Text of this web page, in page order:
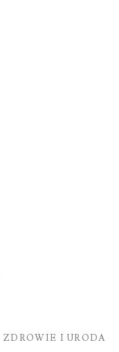
ZDROWIE I URODA